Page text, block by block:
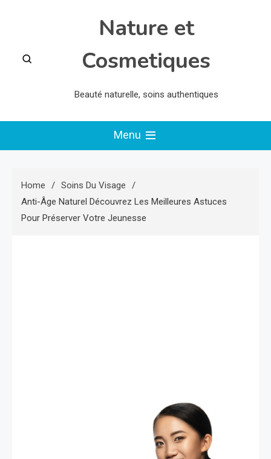
Nature et
Cosmetiques
Beauté naturelle, soins authentiques
Menu
Home
Soins Du Visage
Anti-Âge Naturel Découvrez Les Meilleures Astuces
Pour Préserver Votre Jeunesse